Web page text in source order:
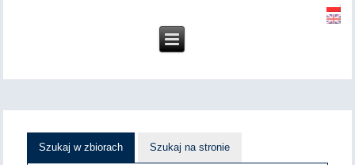
Szukaj w zbiorach Szukaj na stronie